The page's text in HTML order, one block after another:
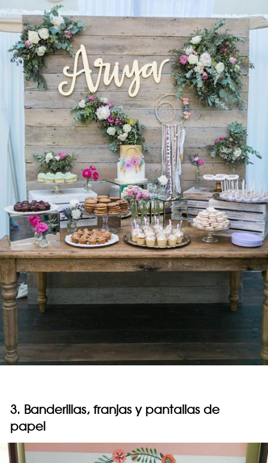
3. Banderillas, franjas y pantallas de
papel